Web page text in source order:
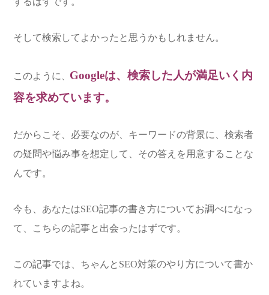
そして検索してよかったと思うかもしれません。
このように、 Googleは、検索した人が満足いく内
容を求めています。
だからこそ、必要なのが、キーワードの背景に、検索者
の疑問や悩み事を想定して、その答えを用意することな
んです。
今も、あなたはSEO記事の書き方についてお調べになっ
て、こちらの記事と出会ったはずです。
この記事では、ちゃんとSEO対策のやり方について書か
れていますよね。